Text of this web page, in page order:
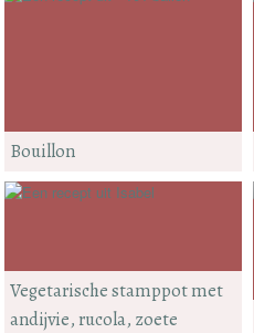
Bouillon
Vegetarische stamppot met
andijvie, rucola, zoete